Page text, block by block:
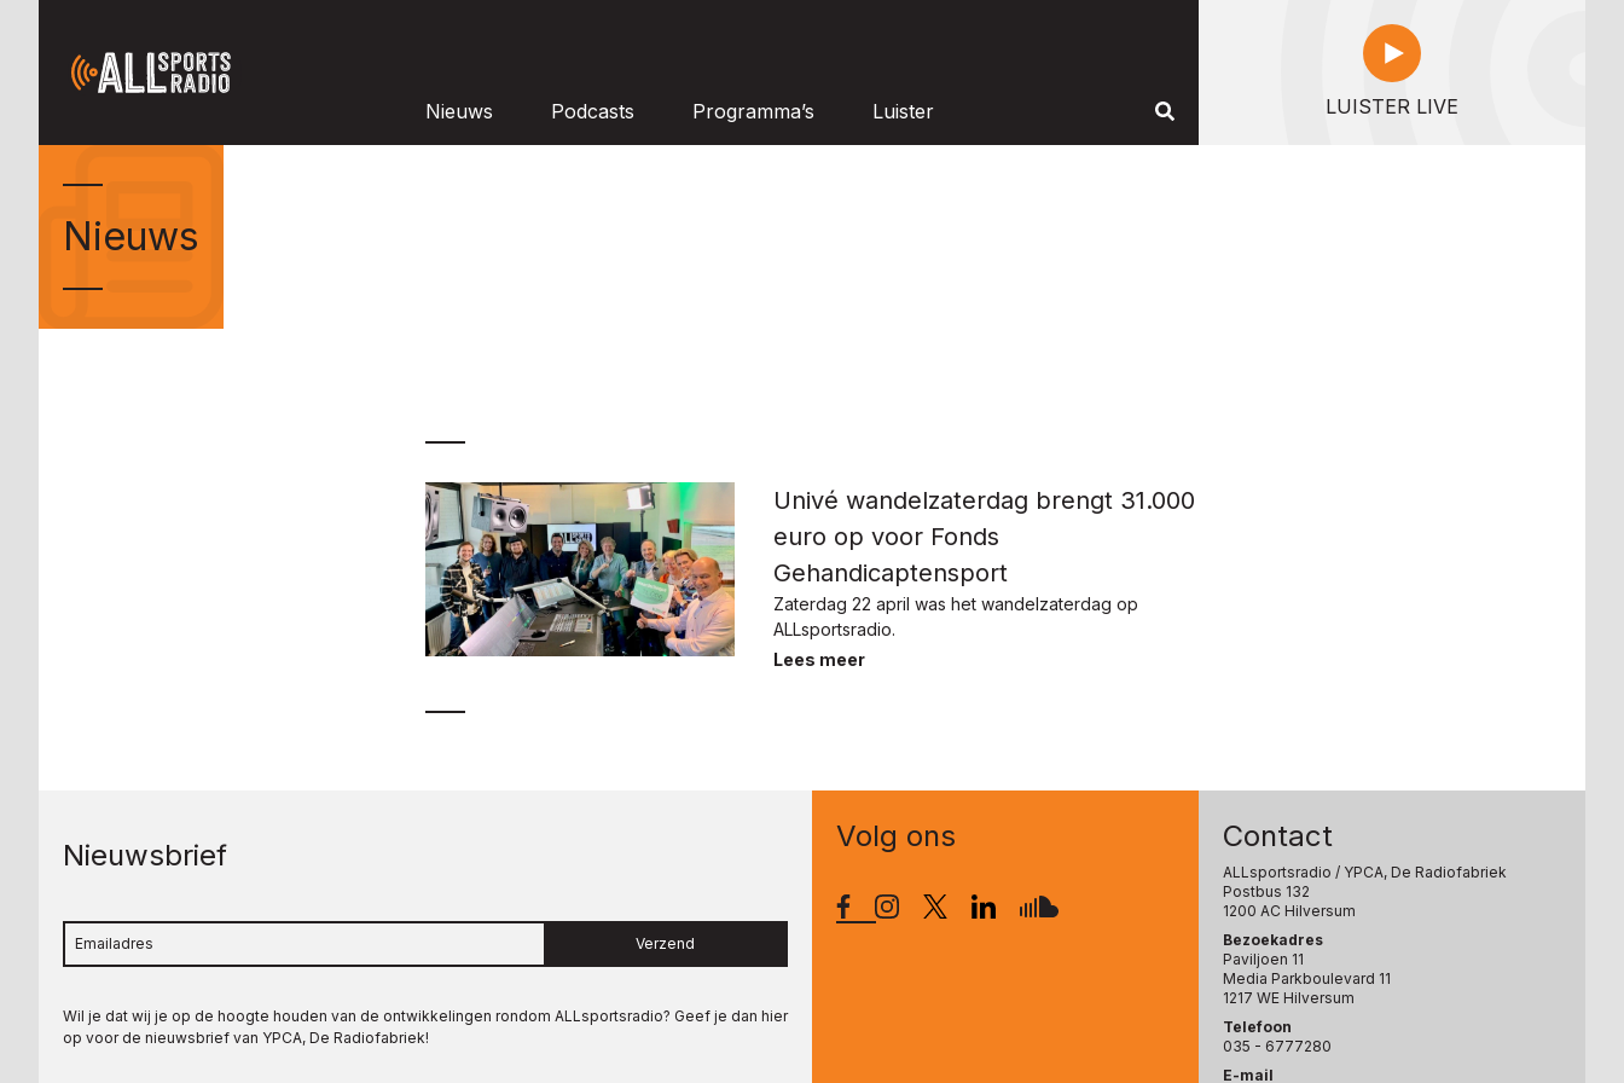
Nieuws Podcasts Programma’s Luister LUISTER LIVE
Nieuws
Univé wandelzaterdag brengt 31.000
euro op voor Fonds
Gehandicaptensport
Zaterdag 22 april was het wandelzaterdag op
ALLsportsradio.
Lees meer
Nieuwsbrief
Verzend
Wil je dat wij je op de hoogte houden van de ontwikkelingen rondom ALLsportsradio? Geef je dan hier
op voor de nieuwsbrief van YPCA, De Radiofabriek!
Volg ons Contact
ALLsportsradio / YPCA, De Radiofabriek
Postbus 132
1200 AC Hilversum
Bezoekadres
Paviljoen 11
Media Parkboulevard 11
1217 WE Hilversum
Telefoon
035 - 6777280
E-mail